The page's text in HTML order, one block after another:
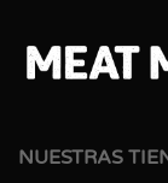
NUESTRAS